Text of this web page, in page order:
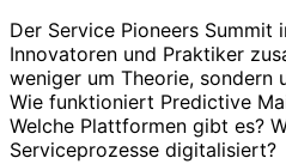
Der Service Pioneers Summit
Innovatoren und Praktiker
weniger um Theorie, sondern
Wie funktioniert Predictive
Welche Plattformen gibt es?
Serviceprozesse digitalisiert?